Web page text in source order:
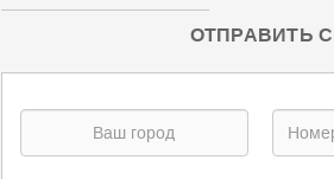
ОТПРАВИТЬ